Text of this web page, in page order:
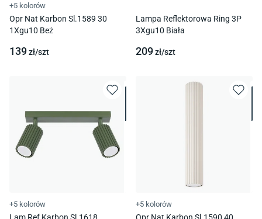
+5 kolorów
Opr Nat Karbon Sl.1589 30
1Xgu10 Beż
139zł/szt
Lampa Reflektorowa Ring 3P
3Xgu10 Biała
209zł/szt
+5 kolorów +5 kolorów